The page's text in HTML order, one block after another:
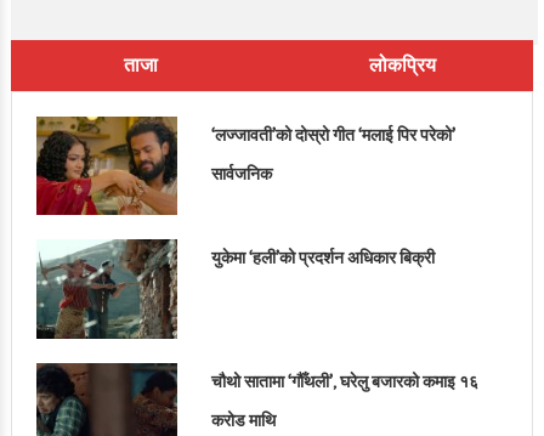
ताजा लोकप्रिय
‘लज्जावती’को दोस्रो गीत ‘मलाई पिर परेको’
सार्वजनिक
युकेमा ‘हली’को प्रदर्शन अधिकार बिक्री
चौथो सातामा ‘गौँथली’, घरेलु बजारको कमाइ १६
करोड माथि